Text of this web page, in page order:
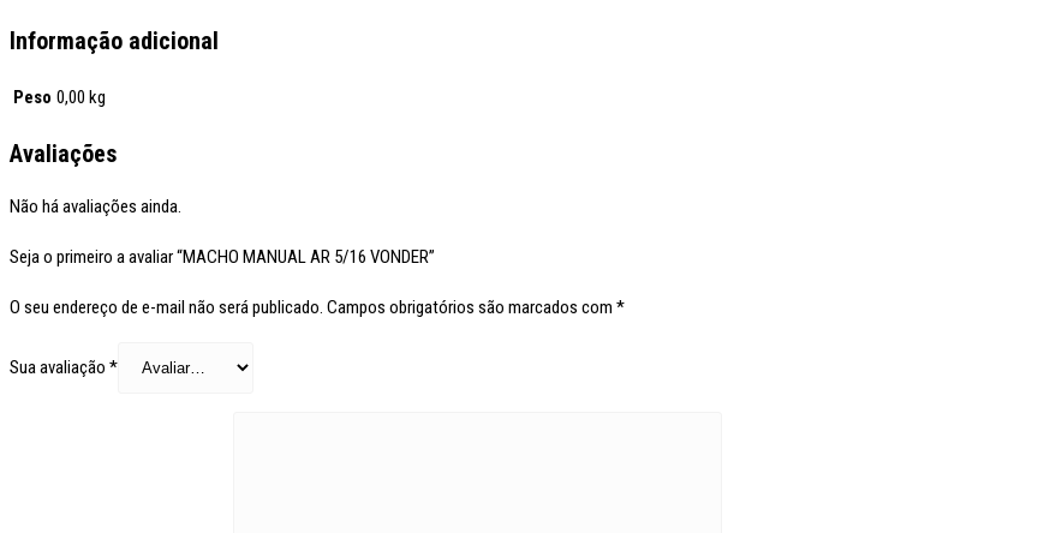
Informação adicional
Peso 0,00 kg
Avaliações
Não há avaliações ainda.
Seja o primeiro a avaliar “MACHO MANUAL AR 5/16 VONDER”
O seu endereço de e-mail não será publicado. Campos obrigatórios são marcados com *
Sua avaliação *